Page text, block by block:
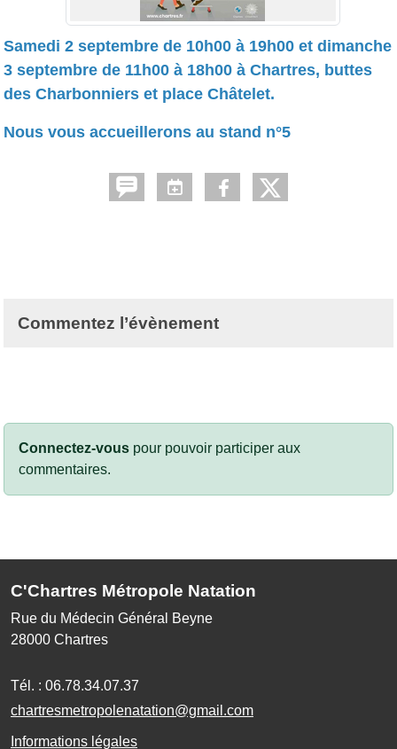
Samedi 2 septembre de 10h00 à 19h00 et dimanche
3 septembre de 11h00 à 18h00 à Chartres, buttes
des Charbonniers et place Châtelet.
Nous vous accueillerons au stand n°5
Commentez l’évènement
Connectez-vous pour pouvoir participer aux
commentaires.
C'Chartres Métropole Natation
Rue du Médecin Général Beyne
28000 Chartres
Tél. : 06.78.34.07.37
chartresmetropolenatation@gmail.com
Informations légales